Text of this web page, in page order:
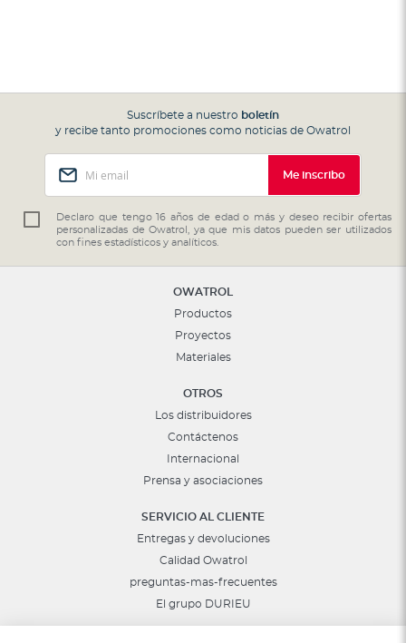
Suscríbete a nuestro boletín
y recibe tanto promociones como noticias de Owatrol
nuestro
boletín
de
Me inscribo
Declaro que tengo 16 años de edad o más y deseo recibir ofertas
personalizadas de Owatrol, ya que mis datos pueden ser utilizados
con fines estadísticos y analíticos.
OWATROL
Productos
Proyectos
Materiales
OTROS
Los distribuidores
Contáctenos
Internacional
Prensa y asociaciones
SERVICIO AL CLIENTE
Entregas y devoluciones
Calidad Owatrol
preguntas-mas-frecuentes
El grupo DURIEU